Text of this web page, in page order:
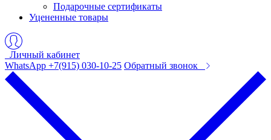
Подарочные сертификаты
Уцененные товары
Личный кабинет
WhatsApp +7(915) 030-10-25 Обратный звонок